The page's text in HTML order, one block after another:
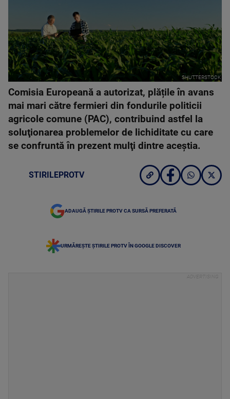
SHUTTERSTOCK
Comisia Europeană a autorizat, plățile în avans
mai mari către fermieri din fondurile politicii
agricole comune (PAC), contribuind astfel la
soluţionarea problemelor de lichiditate cu care
se confruntă în prezent mulţi dintre aceştia.
STIRILEPROTV
ADAUGĂ ȘTIRILE PROTV CA SURSĂ PREFERATĂ
URMĂREȘTE ȘTIRILE PROTV ÎN GOOGLE DISCOVER